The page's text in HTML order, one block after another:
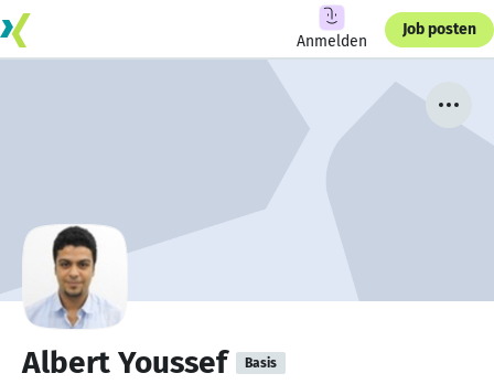
Anmelden
Job posten
Albert Youssef Basis